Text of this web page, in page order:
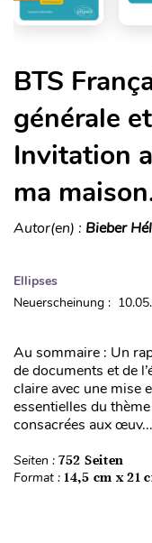
BTS
générale
Invitation
ma
Autor(en) : Bieber
Ellipses
Neuerscheinung :
Au sommaire : Un
de documents et de
claire avec une mise
essentielles du
consacrées aux œuv...
Seiten : 752 Seiten
Format : 14,5 cm x 21